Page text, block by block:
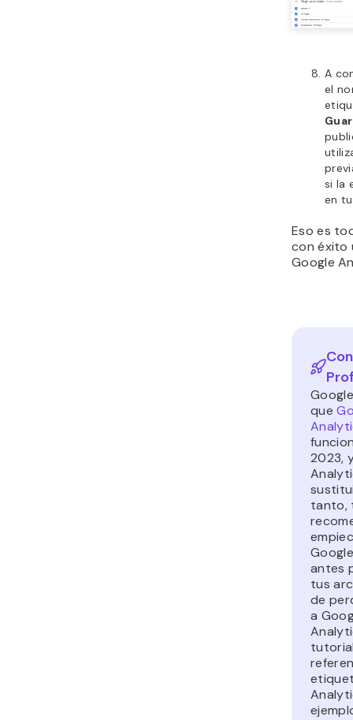
A
el
si la
en
Eso es
con éxito
Google
que
2023,
tanto,
antes
tus
de
a